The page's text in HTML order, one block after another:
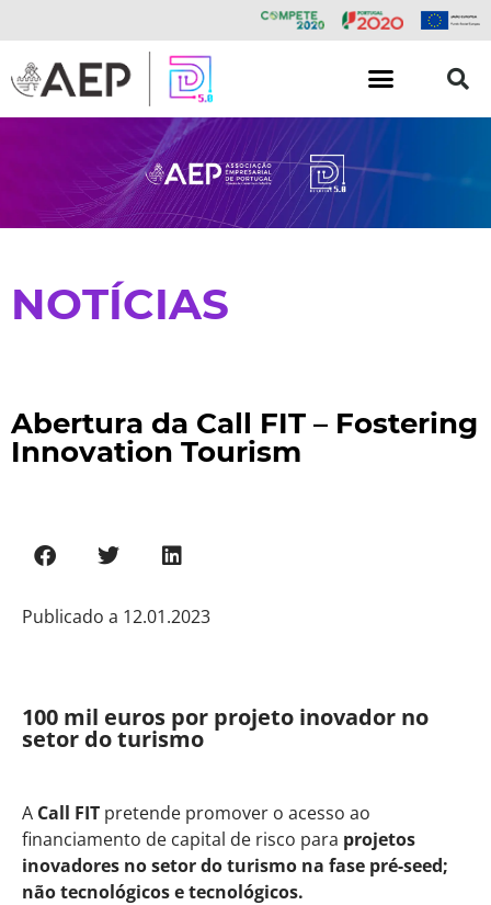
NOTÍCIAS
Abertura da Call FIT – Fostering
Innovation Tourism
Publicado a 12.01.2023
100 mil euros por projeto inovador no
setor do turismo
A Call FIT pretende promover o acesso ao
financiamento de capital de risco para projetos
inovadores no setor do turismo na fase pré-seed;
não tecnológicos e tecnológicos.